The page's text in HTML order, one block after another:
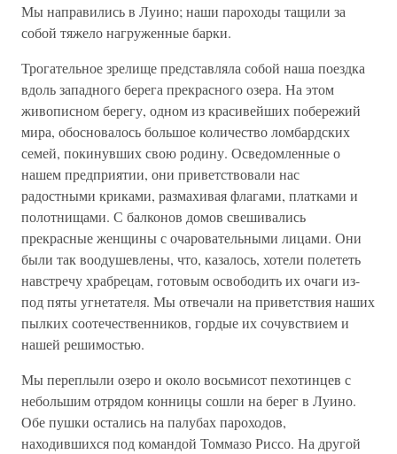
Мы направились в Луино; наши пароходы тащили за
собой тяжело нагруженные барки.
Трогательное зрелище представляла собой наша поездка
вдоль западного берега прекрасного озера. На этом
живописном берегу, одном из красивейших побережий
мира, обосновалось большое количество ломбардских
семей, покинувших свою родину. Осведомленные о
нашем предприятии, они приветствовали нас
радостными криками, размахивая флагами, платками и
полотнищами. С балконов домов свешивались
прекрасные женщины с очаровательными лицами. Они
были так воодушевлены, что, казалось, хотели полететь
навстречу храбрецам, готовым освободить их очаги из-
под пяты угнетателя. Мы отвечали на приветствия наших
пылких соотечественников, гордые их сочувствием и
нашей решимостью.
Мы переплыли озеро и около восьмисот пехотинцев с
небольшим отрядом конницы сошли на берег в Луино.
Обе пушки остались на палубах пароходов,
находившихся под командой Томмазо Риссо. На другой